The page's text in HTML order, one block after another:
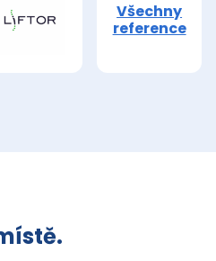
Všechny
reference